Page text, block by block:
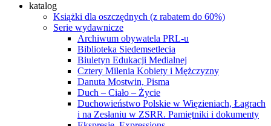
katalog
Książki dla oszczędnych (z rabatem do 60%)
Serie wydawnicze
Archiwum obywatela PRL-u
Biblioteka Siedemsetlecia
Biuletyn Edukacji Medialnej
Cztery Milenia Kobiety i Mężczyzny
Danuta Mostwin, Pisma
Duch – Ciało – Życie
Duchowieństwo Polskie w Więzieniach, Łagrach
i na Zesłaniu w ZSRR. Pamiętniki i dokumenty